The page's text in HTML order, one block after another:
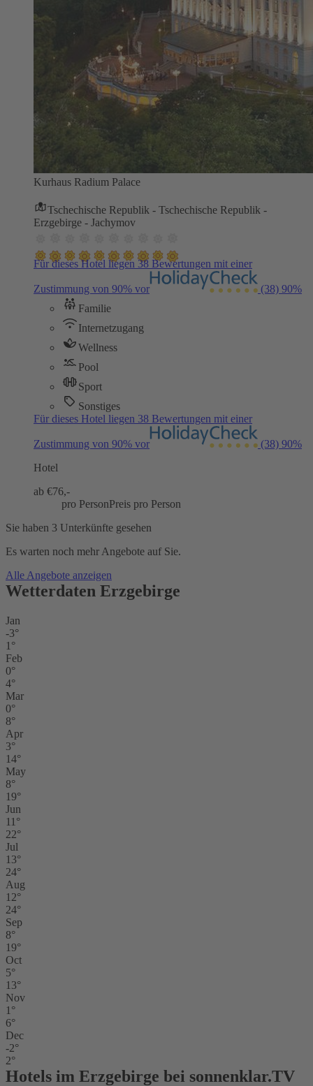
Kurhaus Radium Palace
Tschechische Republik - Tschechische Republik -
Erzgebirge - Jachymov
Für dieses Hotel liegen 38 Bewertungen mit einer
Zustimmung von 90% vor (38) 90%
Familie
Internetzugang
Wellness
Pool
Sport
Sonstiges
Für dieses Hotel liegen 38 Bewertungen mit einer
Zustimmung von 90% vor (38) 90%
Hotel
ab €76,-
pro PersonPreis pro Person
Sie haben 3 Unterkünfte gesehen
Es warten noch mehr Angebote auf Sie.
Alle Angebote anzeigen
Wetterdaten Erzgebirge
Jan
-3°
1°
Feb
0°
4°
Mar
0°
8°
Apr
3°
14°
May
8°
19°
Jun
11°
22°
Jul
13°
24°
Aug
12°
24°
Sep
8°
19°
Oct
5°
13°
Nov
1°
6°
Dec
-2°
2°
Hotels im Erzgebirge bei sonnenklar.TV